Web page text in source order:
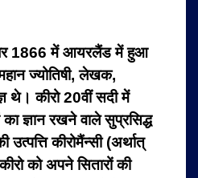
1866 में आयरलैंड में हुआ
ज्योतिषी, लेखक,
थे। कीरो 20वीं सदी में
का ज्ञान रखने वाले सुप्रसिद्ध
उत्पत्ति कीरोमैंन्सी (अर्थात्
को अपने सितारों की